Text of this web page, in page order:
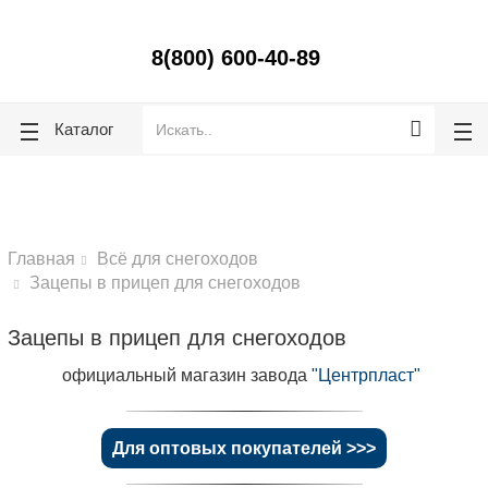
8(800) 600-40-89
Каталог
Главная
Всё для снегоходов
Зацепы в прицеп для снегоходов
Зацепы в прицеп для снегоходов
официальный магазин завода "Центрпласт"
Для оптовых покупателей >>>